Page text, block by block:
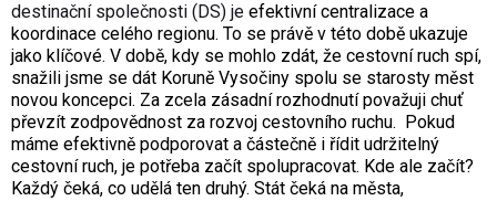
destinační společnosti (DS) je efektivní centralizace a
koordinace celého regionu. To se právě v této době ukazuje
jako klíčové. V době, kdy se mohlo zdát, že cestovní ruch spí,
snažili jsme se dát Koruně Vysočiny spolu se starosty měst
novou koncepci. Za zcela zásadní rozhodnutí považuji chuť
převzít zodpovědnost za rozvoj cestovního ruchu.
Pokud
máme efektivně podporovat a částečně i řídit udržitelný
cestovní ruch, je potřeba začít spolupracovat. Kde ale začít?
Každý čeká, co udělá ten druhý. Stát čeká na města,